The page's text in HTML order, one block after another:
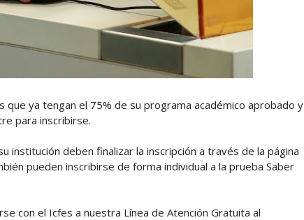
ya tengan el 75% de su programa académico aprobado y
para inscribirse.
deben finalizar la inscripción a través de la página
pueden inscribirse de forma individual a la prueba Saber
con el Icfes a nuestra Línea de Atención Gratuita al